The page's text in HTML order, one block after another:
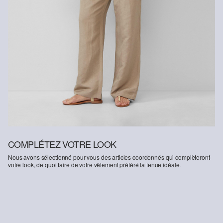
COMPLÉTEZ VOTRE LOOK
Nous avons sélectionné pour vous des articles coordonnés qui complèteront
votre look, de quoi faire de votre vêtement préféré la tenue idéale.